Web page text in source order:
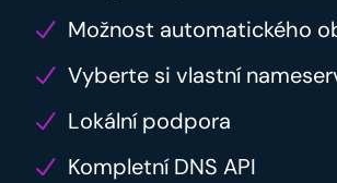
Možnost automatického
Vyberte si vlastní
Lokální podpora
Kompletní DNS API